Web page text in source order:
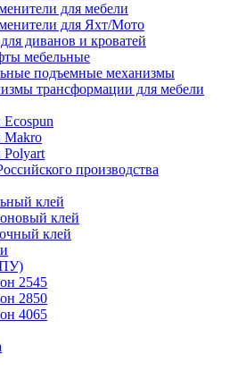
для мебели
для Яхт/Мото
диванов и кроватей
мебельные
подъемные механизмы
трансформации для мебели
Makro
производства
клей
клей
клей
2545
2850
4065